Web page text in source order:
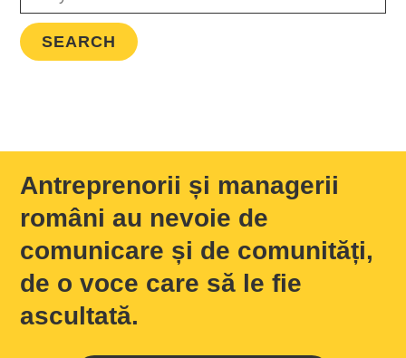
Antreprenorii și managerii
români au nevoie de
comunicare și de comunități,
de o voce care să le fie
ascultată.